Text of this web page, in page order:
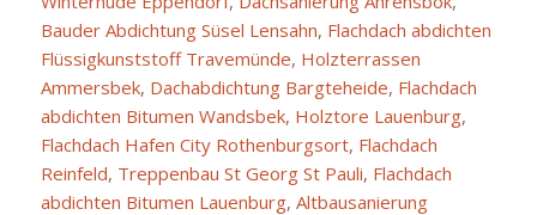
Bauder Abdichtung Süsel Lensahn, Flachdach abdichten
Flüssigkunststoff Travemünde, Holzterrassen
Ammersbek, Dachabdichtung Bargteheide, Flachdach
abdichten Bitumen Wandsbek, Holztore Lauenburg,
Flachdach Hafen City Rothenburgsort, Flachdach
Reinfeld, Treppenbau St Georg St Pauli, Flachdach
abdichten Bitumen Lauenburg, Altbausanierung